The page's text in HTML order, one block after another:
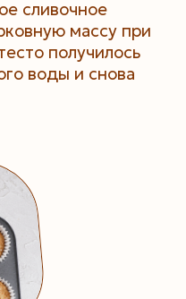
сливочное
массу при
получилось
воды и снова